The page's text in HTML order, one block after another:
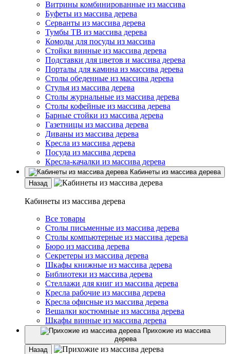
Витрины комбинированные из массива
Буфеты из массива дерева
Серванты из массива дерева
Тумбы ТВ из массива дерева
Комоды для посуды из массива
Стойки винные из массива дерева
Подставки для цветов и массива дерева
Порталы для камина из массива дерева
Столы обеденные из массива дерева
Стулья из массива дерева
Столы журнальные из массива дерева
Столы кофейные из массива дерева
Барные стойки из массива дерева
Газетницы из массива дерева
Диваны из массива дерева
Кресла из массива дерева
Посуда из массива дерева
Кресла-качалки из массива дерева
Кабинеты из массива дерева
Назад
Кабинеты из массива дерева
Все товары
Столы письменные из массива дерева
Столы компьютерные из массива дерева
Бюро из массива дерева
Секретеры из массива дерева
Шкафы книжные из массива дерева
Библиотеки из массива дерева
Стеллажи для книг из массива дерева
Кресла рабочие из массива дерева
Кресла офисные из массива дерева
Вешалки костюмные из массива дерева
Шкафы винные из массива дерева
Прихожие из массива
дерева
Назад